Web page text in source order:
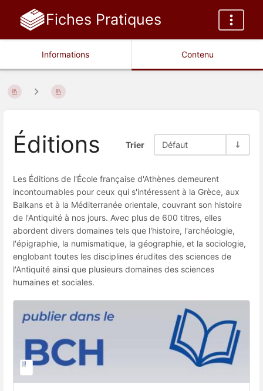
Fiches Pratiques
Informations Contenu
Éditions Trier Défaut
Les Éditions de l'École française d'Athènes demeurent
incontournables pour ceux qui s'intéressent à la Grèce, aux
Balkans et à la Méditerranée orientale, couvrant son histoire
de l'Antiquité à nos jours. Avec plus de 600 titres, elles
abordent divers domaines tels que l'histoire, l'archéologie,
l'épigraphie, la numismatique, la géographie, et la sociologie,
englobant toutes les disciplines érudites des sciences de
l'Antiquité ainsi que plusieurs domaines des sciences
humaines et sociales.